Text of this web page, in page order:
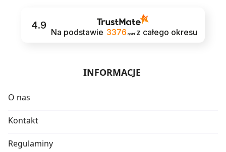
4.9
Na podstawie 3376 opinii z całego okresu
INFORMACJE
O nas
Kontakt
Regulaminy